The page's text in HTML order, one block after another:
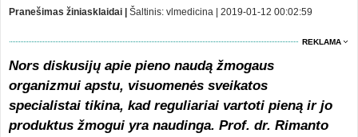
Pranešimas žiniasklaidai | Šaltinis: vlmedicina | 2019-01-12 00:02:59
REKLAMA
Nors diskusijų apie pieno naudą žmogaus
organizmui apstu, visuomenės sveikatos
specialistai tikina, kad reguliariai vartoti pieną ir jo
produktus žmogui yra naudinga. Prof. dr. Rimanto